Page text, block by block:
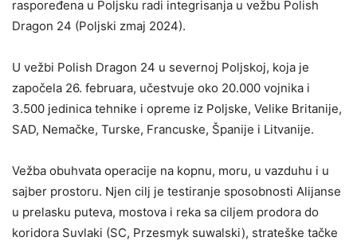
raspoređena u Poljsku radi integrisanja u vežbu Polish
Dragon 24 (Poljski zmaj 2024).
U vežbi Polish Dragon 24 u severnoj Poljskoj, koja je
započela 26. februara, učestvuje oko 20.000 vojnika i
3.500 jedinica tehnike i opreme iz Poljske, Velike Britanije,
SAD, Nemačke, Turske, Francuske, Španije i Litvanije.
Vežba obuhvata operacije na kopnu, moru, u vazduhu i u
sajber prostoru. Njen cilj je testiranje sposobnosti Alijanse
u prelasku puteva, mostova i reka sa ciljem prodora do
koridora Suvlaki (SC, Przesmyk suwalski), strateške tačke